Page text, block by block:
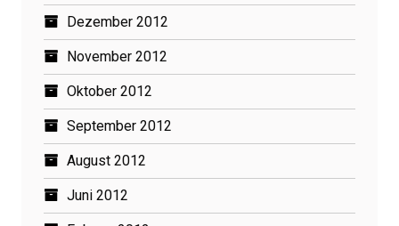
Dezember 2012
November 2012
Oktober 2012
September 2012
August 2012
Juni 2012